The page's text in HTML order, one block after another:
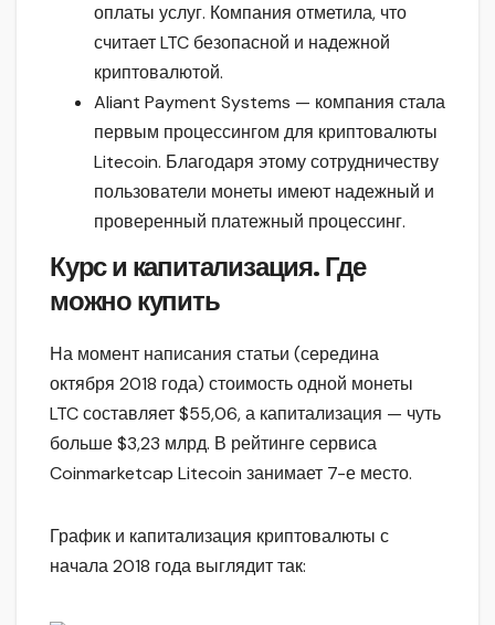
оплаты услуг. Компания отметила, что
считает LTC безопасной и надежной
криптовалютой.
Aliant Payment Systems — компания стала
первым процессингом для криптовалюты
Litecoin. Благодаря этому сотрудничеству
пользователи монеты имеют надежный и
проверенный платежный процессинг.
Курс и капитализация. Где
можно купить
На момент написания статьи (середина
октября 2018 года) стоимость одной монеты
LTC составляет $55,06, а капитализация — чуть
больше $3,23 млрд. В рейтинге сервиса
Coinmarketcap Litecoin занимает 7-е место.
График и капитализация криптовалюты с
начала 2018 года выглядит так: